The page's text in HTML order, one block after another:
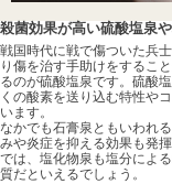
殺菌効果が高い硫酸塩泉
戦国時代に戦で傷ついた兵
り傷を治す手助けをするこ
るのが硫酸塩泉です。硫酸
くの酸素を送り込む特性や
います。
なかでも石膏泉ともいわれ
みや炎症を抑える効果も発
では、塩化物泉も塩分によ
質だといえるでしょう。